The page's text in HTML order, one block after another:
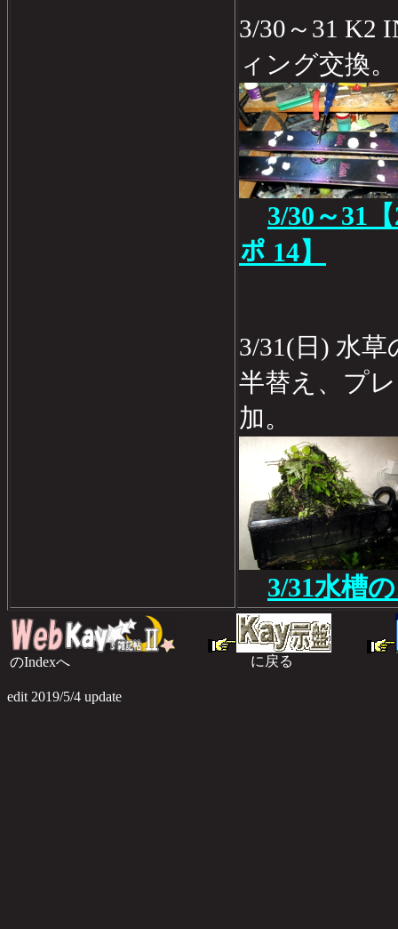
3/30～31 K2
ィング交換。
3/30～31
ポ 14】
3/31(日) 水
半替え、プ
加。
3/31水槽
のIndexへ に戻る
edit 2019/5/4 update